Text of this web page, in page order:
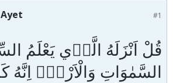
#1
قُلْ اَنْزَلَهُ الَّذ۪ي يَعْلَمُ
السَّمٰوَاتِ وَالْاَرْضِۜ اِنَّهُ